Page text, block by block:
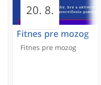
Scherfelov dom
Krásna expozícia
dokumentujúca život
AURELA VILIAMA
rozhodne stojí za vašu
All in one beauty
CinCin
< 100m
Štadión Poprad-
Penzión Cin-Cin
150m
Fitnes pre mozog
20. 8.
Fitnes pre mozog